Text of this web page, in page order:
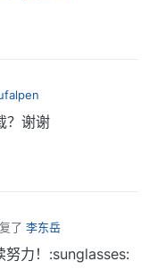
？谢谢
了 李东岳
努力！:sunglasses: